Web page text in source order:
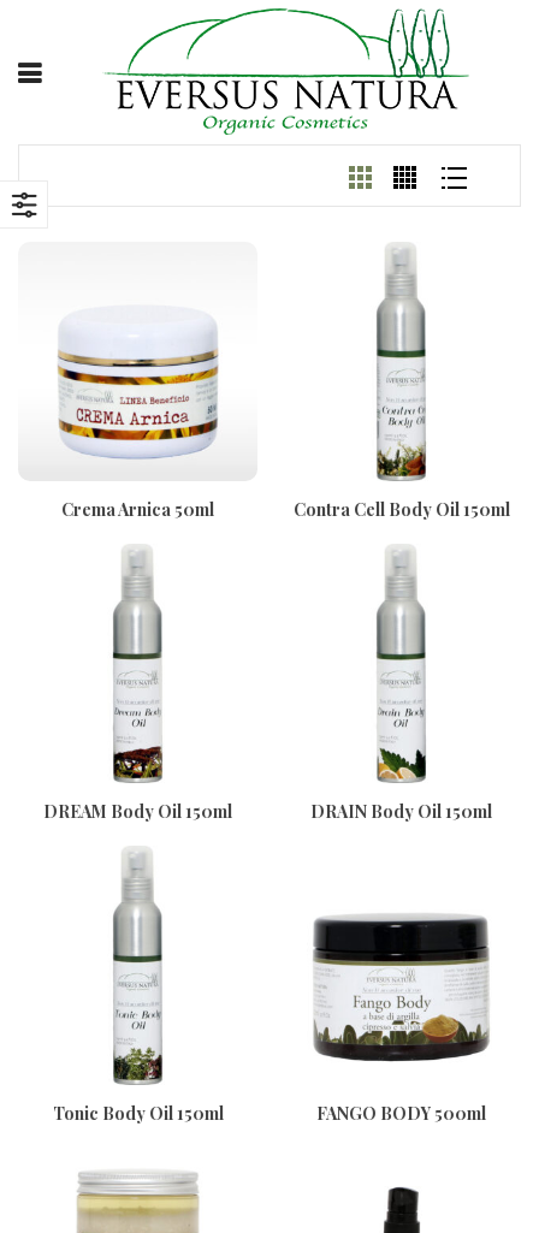
Crema Arnica 50ml Contra Cell Body Oil 150ml
DREAM Body Oil 150ml DRAIN Body Oil 150ml
Tonic Body Oil 150ml FANGO BODY 500ml